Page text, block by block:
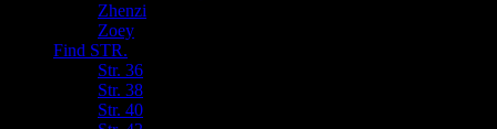
Zhenzi
Zoey
Find STR.
Str. 36
Str. 38
Str. 40